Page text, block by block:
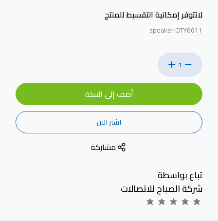
لاتتوفر إمكانية التقسيط للمنتج
speaker OTY6611
1
أضف إلى السلة
اشتر الآن
مشاركة
تباع بواسطة
شركة الصباح للاتصالات